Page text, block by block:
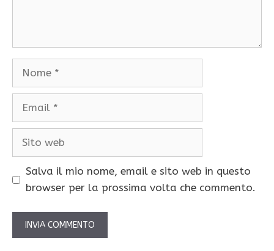
Nome
Email
Sito
Salva il mio nome, email e sito web in questo
browser per la prossima volta che commento.